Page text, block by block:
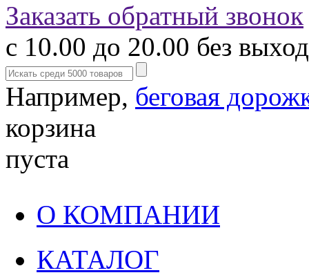
Заказать обратный звонок
с 10.00 до 20.00 без
Например, беговая
корзина
пуста
О КОМПАНИИ
КАТАЛОГ